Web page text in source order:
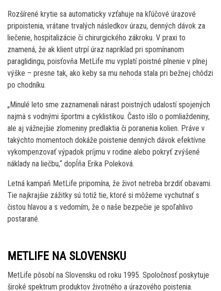
Rozšírené krytie sa automaticky vzťahuje na kľúčové úrazové
pripoistenia, vrátane trvalých následkov úrazu, denných dávok za
liečenie, hospitalizácie či chirurgického zákroku. V praxi to
znamená, že ak klient utrpí úraz napríklad pri spomínanom
paraglidingu, poisťovňa MetLife mu vyplatí poistné plnenie v plnej
výške – presne tak, ako keby sa mu nehoda stala pri bežnej chôdzi
po chodníku.
„Minulé leto sme zaznamenali nárast poistných udalostí spojených
najmä s vodnými športmi a cyklistikou. Často išlo o pomliaždeniny,
ale aj vážnejšie zlomeniny predlaktia či poranenia kolien. Práve v
takýchto momentoch dokáže poistenie denných dávok efektívne
vykompenzovať výpadok príjmu v rodine alebo pokryť zvýšené
náklady na liečbu,“ dopĺňa Erika Poleková.
Letná kampaň MetLife pripomína, že život netreba brzdiť obavami.
Tie najkrajšie zážitky sú totiž tie, ktoré si môžeme vychutnať s
čistou hlavou a s vedomím, že o naše bezpečie je spoľahlivo
postarané.
METLIFE NA SLOVENSKU
MetLife pôsobí na Slovensku od roku 1995. Spoločnosť poskytuje
široké spektrum produktov životného a úrazového poistenia.